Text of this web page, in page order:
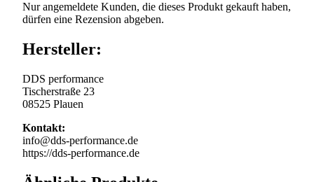
Nur angemeldete Kunden, die dieses Produkt gekauft haben,
dürfen eine Rezension abgeben.
Hersteller:
DDS performance
Tischerstraße 23
08525 Plauen
Kontakt:
info@dds-performance.de
https://dds-performance.de